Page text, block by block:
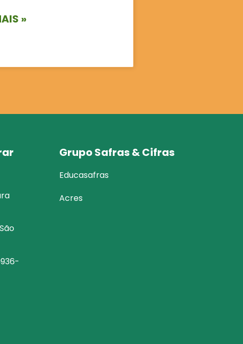
»
Grupo Safras & Cifras
Educasafras
Acres